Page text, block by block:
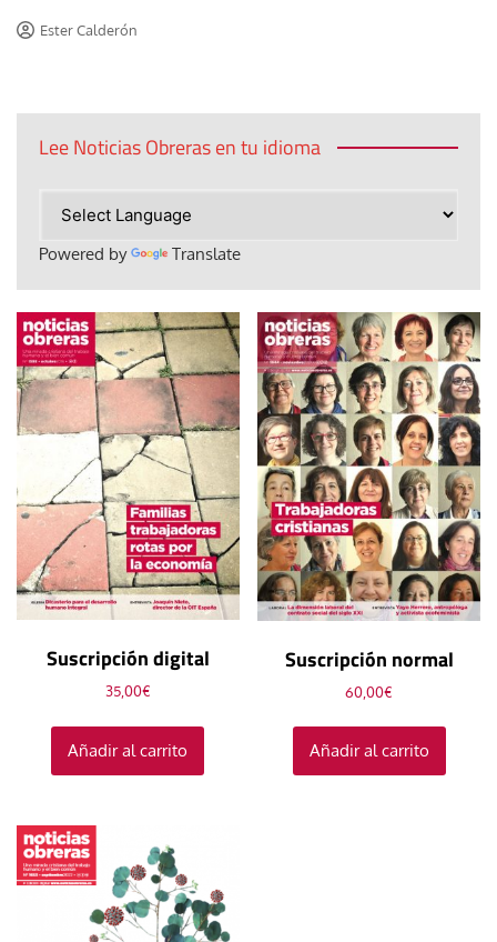
Ester Calderón
Lee Noticias Obreras en tu idioma
Powered by Translate
Suscripción digital
35,00€
Añadir al carrito
Suscripción normal
60,00€
Añadir al carrito